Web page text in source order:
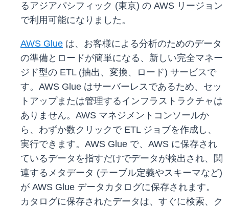
るアジアパシフィック (東京) の AWS リージョン
で利用可能になりました。
AWS Glue は、お客様による分析のためのデータ
の準備とロードが簡単になる、新しい完全マネー
ジド型の ETL (抽出、変換、ロード) サービスで
す。AWS Glue はサーバーレスであるため、セッ
トアップまたは管理するインフラストラクチャは
ありません。AWS マネジメントコンソールか
ら、わずか数クリックで ETL ジョブを作成し、
実行できます。AWS Glue で、AWS に保存され
ているデータを指すだけでデータが検出され、関
連するメタデータ (テーブル定義やスキーマなど)
が AWS Glue データカタログに保存されます。
カタログに保存されたデータは、すぐに検索、ク